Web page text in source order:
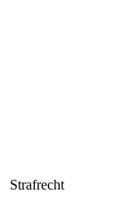
Strafrecht